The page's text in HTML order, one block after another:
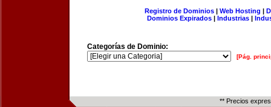
Registro de Dominios| Web Hosting |
Dominios Expirados | Industrias |
Categorías de Dominio:
[Pág.
** Precios